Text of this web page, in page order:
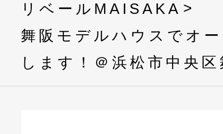
リベールMAISAKA
舞阪モデルハウスでオ
します！＠浜松市中央